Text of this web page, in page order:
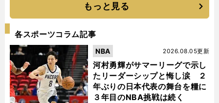
もっと見る
各スポーツコラム記事
河村勇輝がサマーリーグで示し
たリーダーシップと悔し涙 ２
年ぶりの日本代表の舞台を糧に
３年目のNBA挑戦は続く
2026.08.05更新
NBA